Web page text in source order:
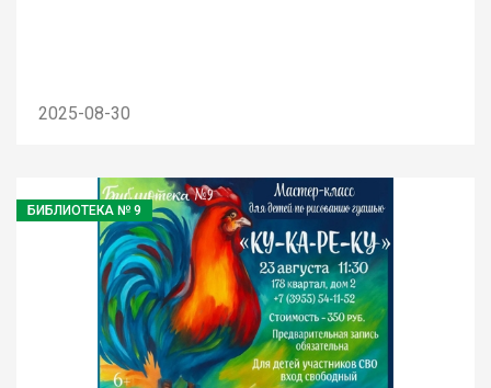
2025-08-30
БИБЛИОТЕКА № 9